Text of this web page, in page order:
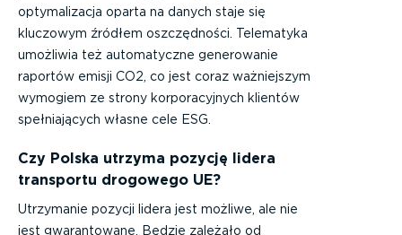
optymalizacja oparta na danych staje się
kluczowym źródłem oszczędności. Telematyka
umożliwia też automatyczne generowanie
raportów emisji CO2, co jest coraz ważniejszym
wymogiem ze strony korporacyjnych klientów
spełniających własne cele ESG.
Czy Polska utrzyma pozycję lidera
transportu drogowego UE?
Utrzymanie pozycji lidera jest możliwe, ale nie
jest gwarantowane. Będzie zależało od